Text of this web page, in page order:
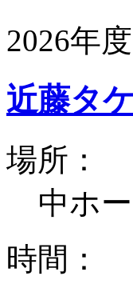
2026年
近藤タ
場所：
中ホ
時間：